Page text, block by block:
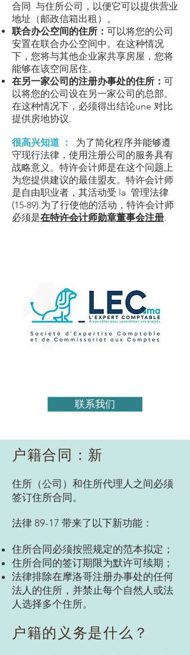
合同 与住所公司，以便它可以提供营业
地址（邮政信箱出租）。
联合办公空间的住所 ： 可以将您的公司
安置在联合办公空间中。在这种情况
下，您将与其他企业家共享房屋，您将
能够在该空间居住。
在另一家公司的注册办事处的住所： 可
以将您的公司设在另一家公司的总部。
在这种情况下，必须得出结论une 对比
提供房地协议.
很高兴知道 ：
为了简化程序并能够遵
守现行法律，使用注册公司的服务具有
战略意义。特许会计师是在这个问题上
为您提供建议的最佳盟友。特许会计师
是自由职业者，其活动受 la 管理法律
(15-89).为了行使他的活动，特许会计师
必须是在特许会计师勋章董事会注册.
联系我们
户籍合同：新
住所（公司）和住所代理人之间必须
签订住所合同。
法律 89-17 带来了以下新功能：
住所合同必须按照规定的范本拟定；
住所合同的签订期限为默许可续期；
法律排除在摩洛哥注册办事处的任何
法人的住所，并禁止每个自然人或法
人选择多个住所。
户籍的义务是什么？